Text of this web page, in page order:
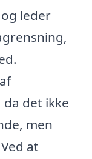
leder
det ikke
men
at